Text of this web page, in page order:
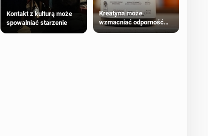
Kontakt z kulturą może
spowalniać starzenie
Kreatyna może
wzmacniać odporność
przeciw nowotworom